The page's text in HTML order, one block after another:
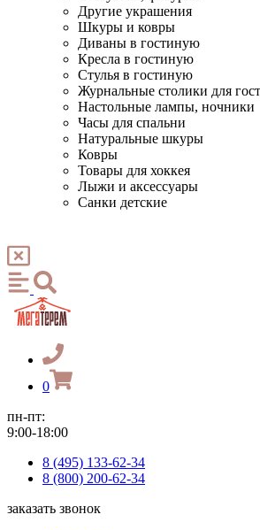
Другие украшения
Шкуры и ковры
Диваны в гостиную
Кресла в гостиную
Стулья в гостиную
Журнальные столики для
Настольные лампы, ночники
Часы для спальни
Натуральные шкуры
Ковры
Товары для хоккея
Лыжи и аксессуары
Санки детские
0
пн-пт:
9:00-18:00
8 (495) 133-62-34
8 (800) 200-62-34
заказать звонок